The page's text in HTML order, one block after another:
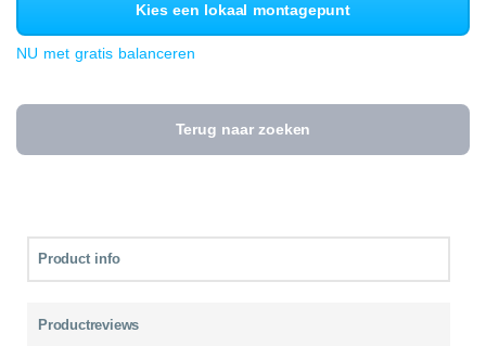
Kies een lokaal montagepunt
NU met gratis balanceren
Terug naar zoeken
Product info
Productreviews